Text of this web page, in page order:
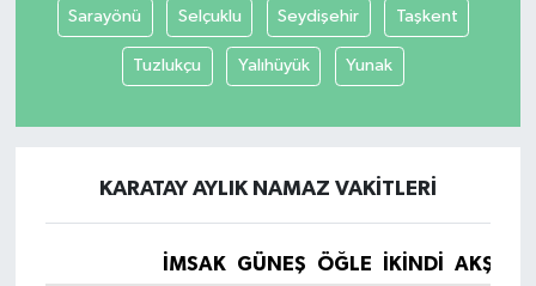
Sarayönü Selçuklu Seydişehir Taşkent
Tuzlukçu Yalıhüyük Yunak
KARATAY AYLIK NAMAZ VAKITLERI
İMSAK GÜNEŞ ÖĞLE İKINDI
AKŞAM